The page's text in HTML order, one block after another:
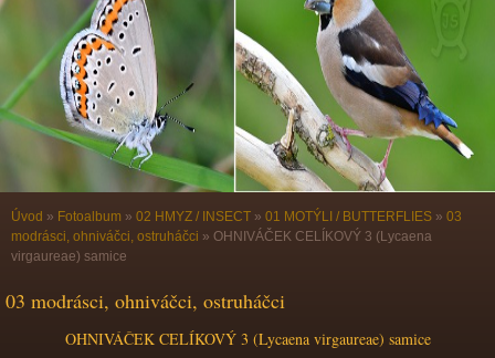
Úvod » Fotoalbum » 02 HMYZ / INSECT » 01 MOTÝLI / BUTTERFLIES » 03
modrásci, ohniváčci, ostruháčci » OHNIVÁČEK CELÍKOVÝ 3 (Lycaena
virgaureae) samice
03 modrásci, ohniváčci, ostruháčci
OHNIVÁČEK CELÍKOVÝ 3 (Lycaena virgaureae) samice